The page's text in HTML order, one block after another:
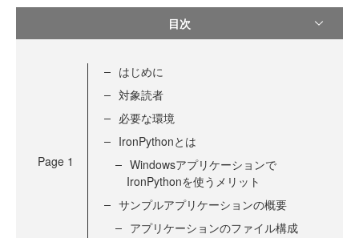
目次
Page 1
はじめに
対象読者
必要な環境
IronPythonとは
Windowsアプリケーションで
IronPythonを使うメリット
サンプルアプリケーションの概要
アプリケーションのファイル構成